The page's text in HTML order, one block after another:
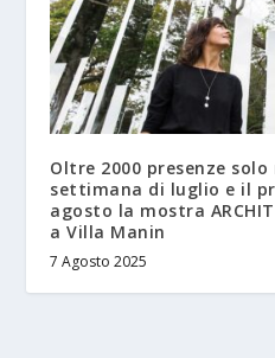
Oltre 2000 presenze
settimana di luglio e il
agosto la mostra
a Villa Manin
7 Agosto 2025